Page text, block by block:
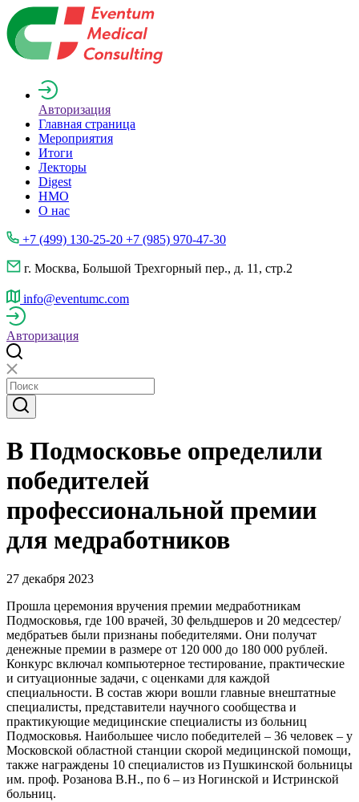
Авторизация
Главная страница
Мероприятия
Итоги
Лекторы
Digest
НМО
О нас
+7 (499) 130-25-20 +7 (985) 970-47-30
г. Москва, Большой Трехгорный пер., д. 11, стр.2
info@eventumc.com
Авторизация
В Подмосковье определили
победителей
профессиональной премии
для медработников
27 декабря 2023
Прошла церемония вручения премии медработникам
Подмосковья, где 100 врачей, 30 фельдшеров и 20 медсестер/
медбратьев были признаны победителями. Они получат
денежные премии в размере от 120 000 до 180 000 рублей.
Конкурс включал компьютерное тестирование, практические
и ситуационные задачи, с оценками для каждой
специальности. В состав жюри вошли главные внештатные
специалисты, представители научного сообщества и
практикующие медицинские специалисты из больниц
Подмосковья. Наибольшее число победителей – 36 человек – у
Московской областной станции скорой медицинской помощи,
также награждены 10 специалистов из Пушкинской больницы
им. проф. Розанова В.Н., по 6 – из Ногинской и Истринской
больниц.